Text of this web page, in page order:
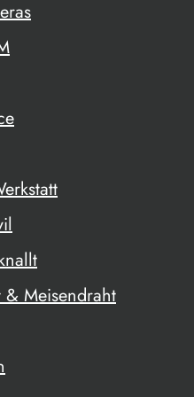
& Meisendraht